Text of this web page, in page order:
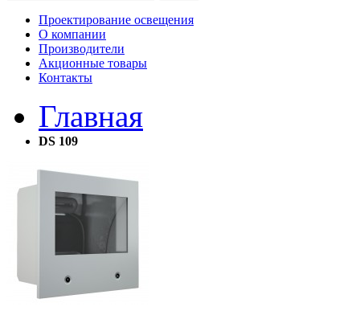
Проектирование освещения
О компании
Производители
Акционные товары
Контакты
Главная
DS 109